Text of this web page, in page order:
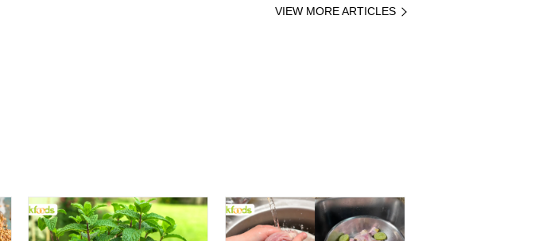
کو ایسا کس نے اور کیوں کہا
VIEW MORE ARTICLES